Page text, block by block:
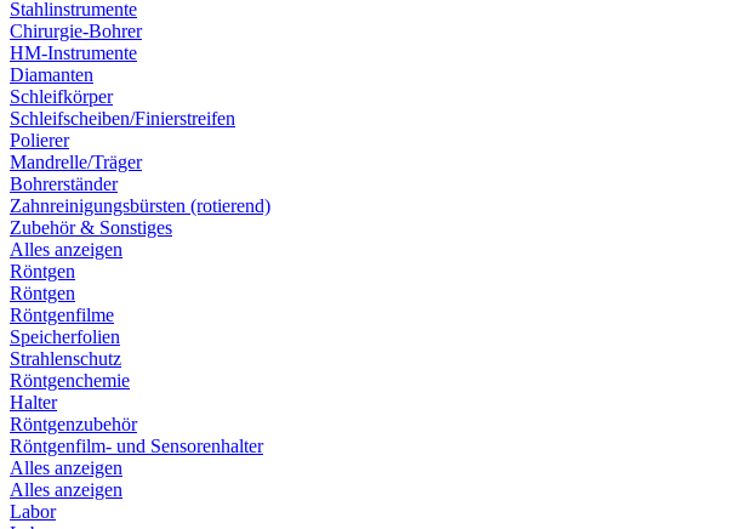
Stahlinstrumente
Chirurgie-Bohrer
HM-Instrumente
Diamanten
Schleifkörper
Schleifscheiben/Finierstreifen
Polierer
Mandrelle/Träger
Bohrerständer
Zahnreinigungsbürsten (rotierend)
Zubehör & Sonstiges
Alles anzeigen
Röntgen
Röntgen
Röntgenfilme
Speicherfolien
Strahlenschutz
Röntgenchemie
Halter
Röntgenzubehör
Röntgenfilm- und Sensorenhalter
Alles anzeigen
Alles anzeigen
Labor